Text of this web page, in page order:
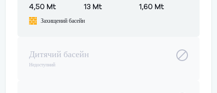
4,50 Mt 13 Mt 1,60 Mt
Захищений басейн
Дитячий басейн
Недоступний